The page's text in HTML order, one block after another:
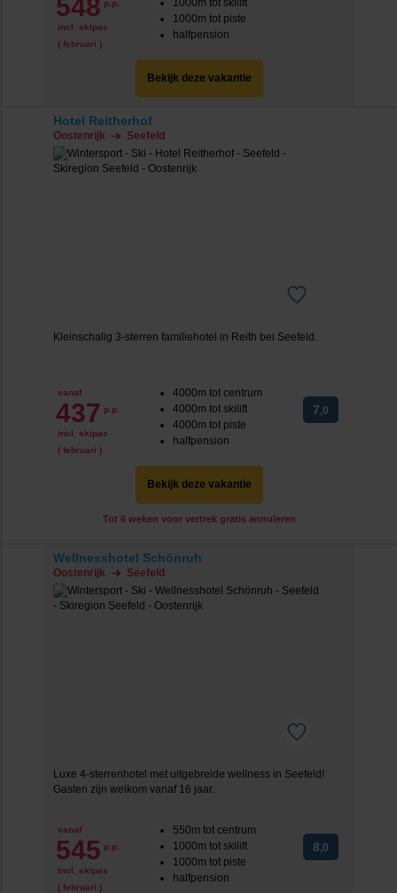
548 p.p.
incl. skipas
( februari )
1000m tot skilift
1000m tot piste
halfpension
Bekijk deze vakantie
Hotel Reitherhof
Oostenrijk Seefeld
Kleinschalig 3-sterren familiehotel in Reith bei Seefeld.
vanaf
437 p.p.
incl. skipas
( februari )
4000m tot centrum
4000m tot skilift
4000m tot piste
halfpension
7,0
Bekijk deze vakantie
Tot 6 weken voor vertrek gratis annuleren
Wellnesshotel Schönruh
Oostenrijk Seefeld
Luxe 4-sterrenhotel met uitgebreide wellness in Seefeld!
Gasten zijn welkom vanaf 16 jaar.
vanaf
545 p.p.
incl. skipas
( februari )
550m tot centrum
1000m tot skilift
1000m tot piste
halfpension
8,0